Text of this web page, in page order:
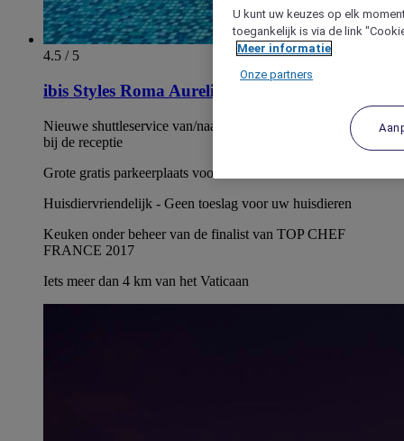
4.5 / 5
ibis Styles Roma Aurelia
Nieuwe shuttleservice van/naar metro Ottaviano. Informatie
bij de receptie
Grote gratis parkeerplaats voor auto´s en motorfietsen
Huisdiervriendelijk - Geen toeslag voor uw huisdieren
Keuken onder beheer van de finalist van TOP CHEF
FRANCE 2017
Iets meer dan 4 km van het Vaticaan
U kunt uw keuzes op elk
toegankelijk is via de link
Meer informatie
Onze partners